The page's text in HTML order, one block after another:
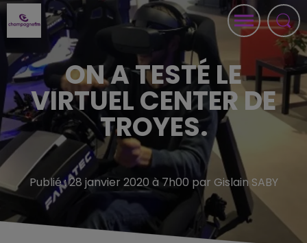
ON A TESTÉ LE
VIRTUEL CENTER DE
TROYES.
Publié : 28 janvier 2020 à 7h00 par Gislain SABY